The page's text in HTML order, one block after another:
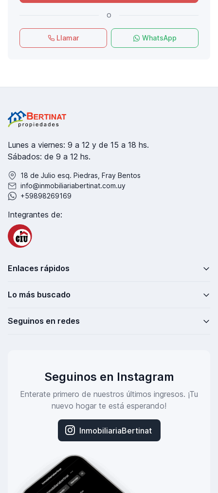
o
Llamar WhatsApp
Lunes a viernes: 9 a 12 y de 15 a 18 hs.
Sábados: de 9 a 12 hs.
18 de Julio esq. Piedras, Fray Bentos
info@inmobiliariabertinat.com.uy
+59898269169
Integrantes de:
Enlaces rápidos
Lo más buscado
Seguinos en redes
Seguinos en Instagram
Enterate primero de nuestros últimos ingresos. ¡Tu
nuevo hogar te está esperando!
InmobiliariaBertinat